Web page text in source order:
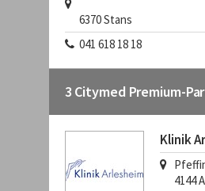
6370Stans
041 618 18 18
3 Citymed Premium-
Klinik
4144